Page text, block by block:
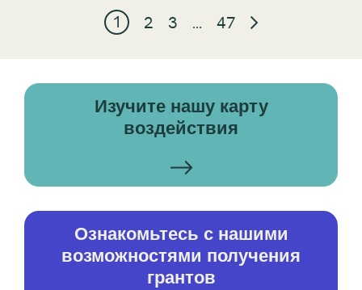
1 2 3 … 47
Изучите нашу карту
воздействия
Ознакомьтесь с нашими
возможностями получения
грантов